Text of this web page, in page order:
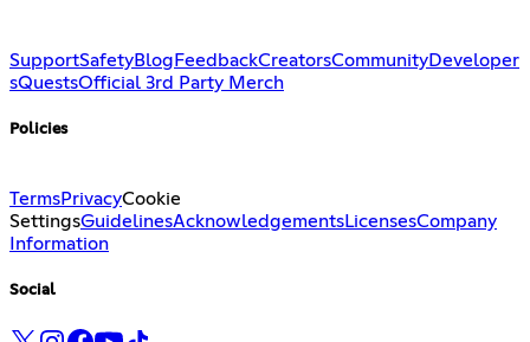
SupportSafetyBlog FeedbackCreatorsCommunityDeveloper
sQuestsOfficial 3rd Party Merch
Policies
TermsPrivacyCookie
SettingsGuidelinesAcknowledgementsLicensesCompany
Information
Social